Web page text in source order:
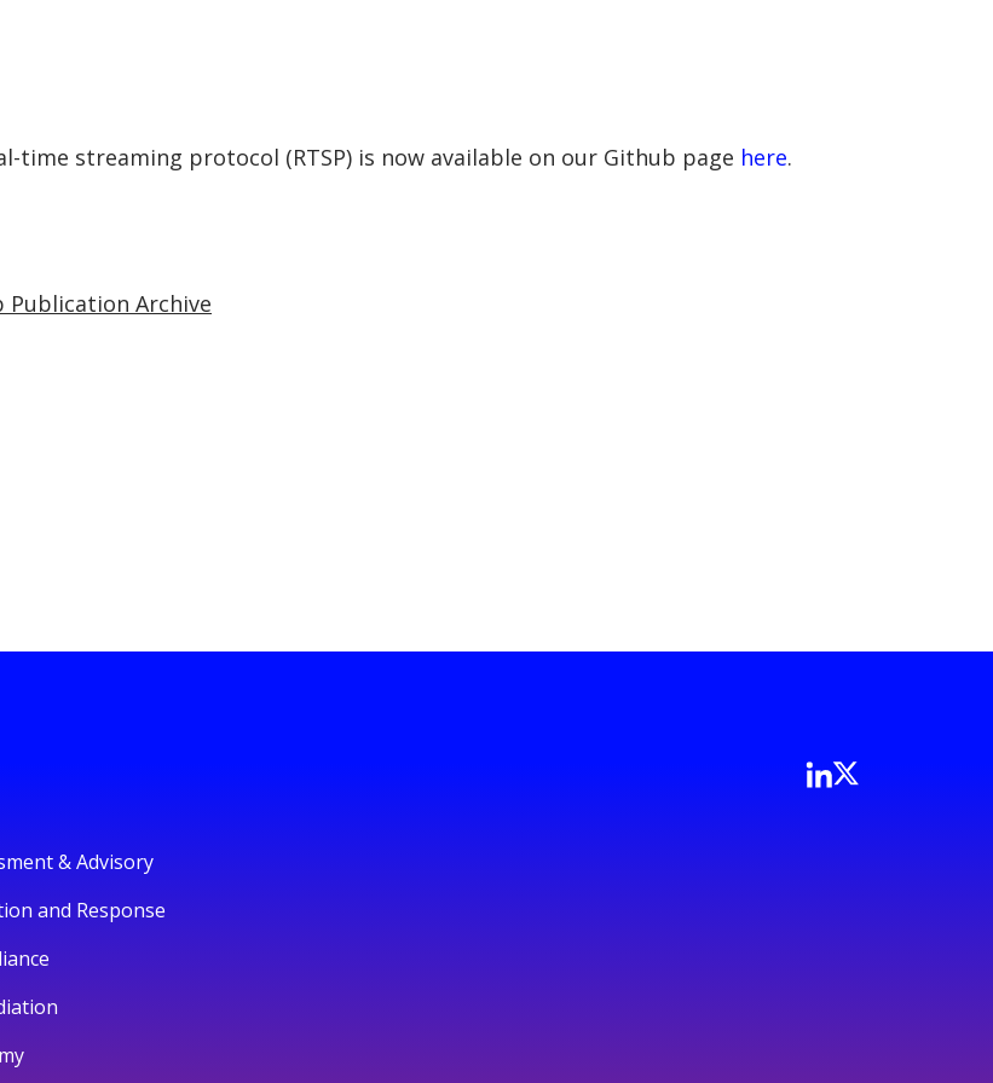
time streaming protocol (RTSP) is now available on our Github page here.
Publication Archive
& Advisory
and Response